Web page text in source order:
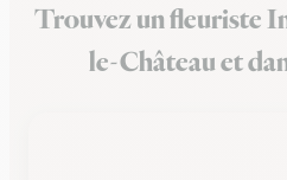
Trouvez un fleuriste
le-Château et